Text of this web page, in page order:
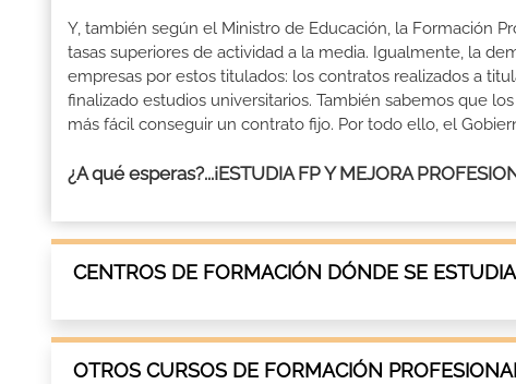
Y, también según el Ministro de Educación, la Formación
tasas superiores de actividad a la media. Igualmente, la
empresas por estos titulados: los contratos realizados a
finalizado estudios universitarios. También sabemos que
más fácil conseguir un contrato fijo. Por todo ello, el
¿A qué esperas?...¡ESTUDIA FP Y MEJORA
CENTROS DE FORMACIÓN DÓNDE SE
OTROS CURSOS DE FORMACIÓN